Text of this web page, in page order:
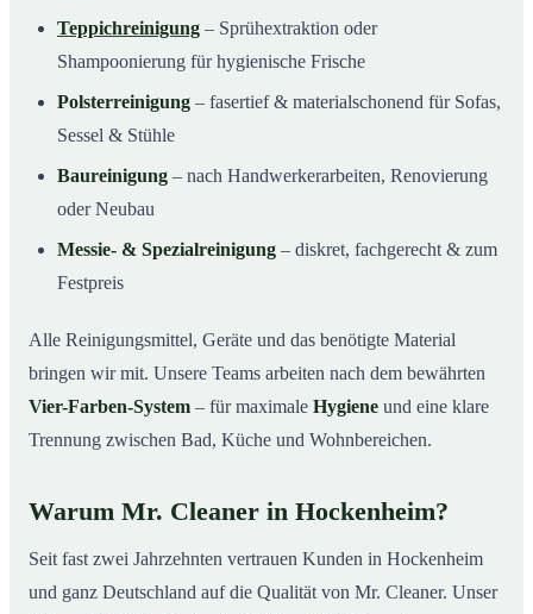
Teppichreinigung – Sprühextraktion oder
Shampoonierung für hygienische Frische
Polsterreinigung – fasertief & materialschonend für Sofas,
Sessel & Stühle
Baureinigung – nach Handwerkerarbeiten, Renovierung
oder Neubau
Messie- & Spezialreinigung – diskret, fachgerecht & zum
Festpreis
Alle Reinigungsmittel, Geräte und das benötigte Material
bringen wir mit. Unsere Teams arbeiten nach dem bewährten
Vier-Farben-System – für maximale Hygiene und eine klare
Trennung zwischen Bad, Küche und Wohnbereichen.
Warum Mr. Cleaner in Hockenheim?
Seit fast zwei Jahrzehnten vertrauen Kunden in Hockenheim
und ganz Deutschland auf die Qualität von Mr. Cleaner. Unser